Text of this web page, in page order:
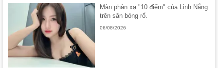
Màn phản xạ "10 điểm" của Linh Nắng
trên sân bóng rổ.
06/08/2026